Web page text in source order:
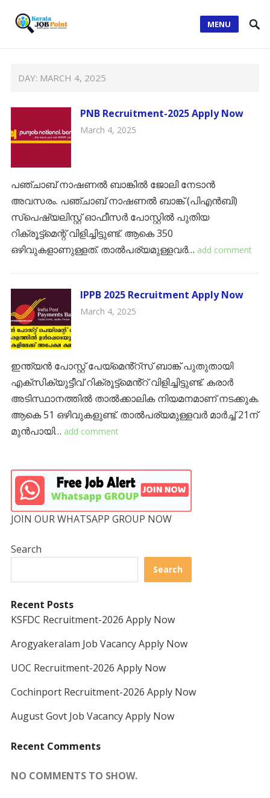
MENU
DAY: MARCH 4, 2025
PNB Recruitment-2025 Apply Now
March 4, 2025
പഞ്ചാബ് നാഷണൽ ബാങ്കിൽ ജോലി നേടാൻ
അവസരം. പഞ്ചാബ് നാഷണൽ ബാങ്ക് (പിഎൻബി)
സ്പെഷ്യലിസ്റ്റ് ഓഫീസർ പോസ്റ്റിൽ പുതിയ
റിക്രൂട്ട്മെന്റ് വിളിച്ചിട്ടുണ്ട്. ആകെ 350
ഒഴിവുകളാണുള്ളത്. താൽപര്യമുള്ളവർ… add comment
IPPB 2025 Recruitment Apply Now
March 4, 2025
ഇന്ത്യൻ പോസ്റ്റ് പേയ്മെൻ്റ്സ് ബാങ്ക് പുതുതായി
എക്സിക്യുട്ടീവ് റിക്രൂട്ട്‌മെൻ്റ് വിളിച്ചിട്ടുണ്ട്. കരാർ
അടിസ്ഥാനത്തിൽ താൽക്കാലിക നിയമനമാണ് നടക്കുക.
ആകെ 51 ഒഴിവുകളുണ്ട്. താൽപര്യമുള്ളവർ മാർച്ച് 21ന്
മുൻപായി… add comment
JOIN OUR WHATSAPP GROUP NOW
Search
Search
Recent Posts
KSFDC Recruitment-2026 Apply Now
Arogyakeralam Job Vacancy Apply Now
UOC Recruitment-2026 Apply Now
Cochinport Recruitment-2026 Apply Now
August Govt Job Vacancy Apply Now
Recent Comments
NO COMMENTS TO SHOW.